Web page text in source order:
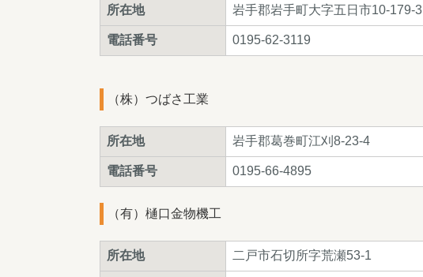
所在地 岩手郡岩手町大字五日市10-179-3
電話番号 0195-62-3119
（株）つばさ工業
所在地 岩手郡葛巻町江刈8-23-4
電話番号 0195-66-4895
（有）樋口金物機工
所在地 二戸市石切所字荒瀬53-1